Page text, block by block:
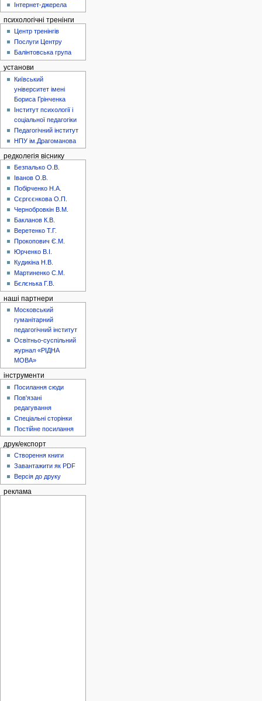
Інтернет-джерела
психологічні тренінги
Центр тренінгів
Послуги Центру
Балінтовська група
установи
Київський
університет імені
Бориса Грінченка
Інститут психології і
соціальної педагогіки
Педагогічний інститут
НПУ ім.Драгоманова
редколегія віснику
Безпалько О.В.
Іванов О.В.
Побірченко Н.А.
Сєргєєнкова О.П.
Чернобровкін В.М.
Бакланов К.В.
Веретенко Т.Г.
Прокопович Є.М.
Юрченко В.І.
Кудикіна Н.В.
Мартиненко С.М.
Бєлєнька Г.В.
наші партнери
Московський
гуманітарний
педагогічний інститут
Освітньо-суспільний
журнал «РІДНА
МОВА»
інструменти
Посилання сюди
Пов'язані
редагування
Спеціальні сторінки
Постійне посилання
друк/експорт
Створення книги
Завантажити як PDF
Версія до друку
реклама